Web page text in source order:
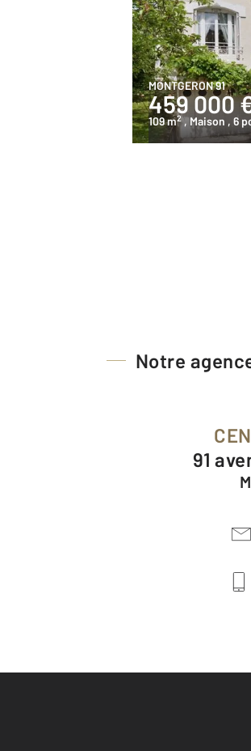
MONTGERON 91
459 000
109 m2 , Maison , 6
Notre
91